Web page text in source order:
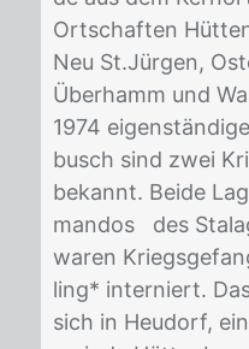
Ort­schaf­ten
Neu St.Jür­gen,
Über­hamm und
1974
busch sind zwei
be­kannt. Bei­de
man­dos des
wa­ren
ling* in­ter­niert.
sich in Heu­dorf,